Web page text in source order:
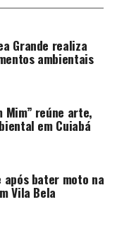
Grande realiza
ambientais
Mim” reúne arte,
em Cuiabá
após bater moto na
Vila Bela